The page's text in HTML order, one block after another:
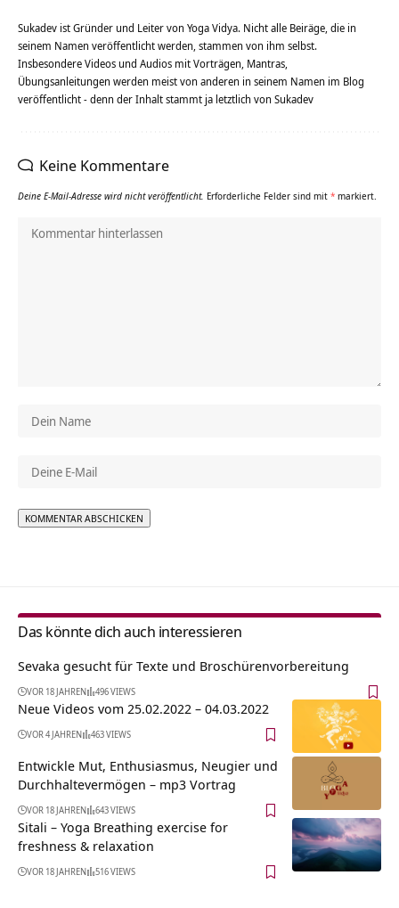
Sukadev ist Gründer und Leiter von Yoga Vidya. Nicht alle Beiräge, die in
seinem Namen veröffentlicht werden, stammen von ihm selbst.
Insbesondere Videos und Audios mit Vorträgen, Mantras,
Übungsanleitungen werden meist von anderen in seinem Namen im Blog
veröffentlicht - denn der Inhalt stammt ja letztlich von Sukadev
Keine Kommentare
Deine E-Mail-Adresse wird nicht veröffentlicht. Erforderliche Felder sind mit * markiert.
Das könnte dich auch interessieren
Sevaka gesucht für Texte und Broschürenvorbereitung
VOR 18 JAHREN 496 VIEWS
Neue Videos vom 25.02.2022 – 04.03.2022
VOR 4 JAHREN 463 VIEWS
Entwickle Mut, Enthusiasmus, Neugier und
Durchhaltevermögen – mp3 Vortrag
VOR 18 JAHREN 643 VIEWS
Sitali – Yoga Breathing exercise for
freshness & relaxation
VOR 18 JAHREN 516 VIEWS